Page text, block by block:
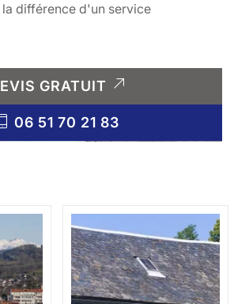
différence d'un service
GRATUIT
06 51 70 21 83